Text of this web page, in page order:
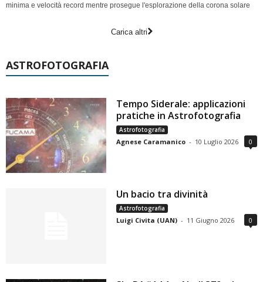
minima e velocità record mentre prosegue l'esplorazione della corona solare
Carica altri
ASTROFOTOGRAFIA
Tempo Siderale: applicazioni
pratiche in Astrofotografia
Astrofotografia
Agnese Caramanico - 10 Luglio 2026 0
Un bacio tra divinità
Astrofotografia
Luigi Civita (UAN) - 11 Giugno 2026 0